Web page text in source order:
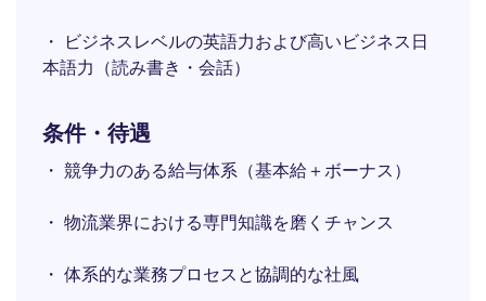
・ ビジネスレベルの英語力および高いビジネス日
本語力（読み書き・会話）
条件・待遇
・ 競争力のある給与体系（基本給＋ボーナス）
・ 物流業界における専門知識を磨くチャンス
・ 体系的な業務プロセスと協調的な社風